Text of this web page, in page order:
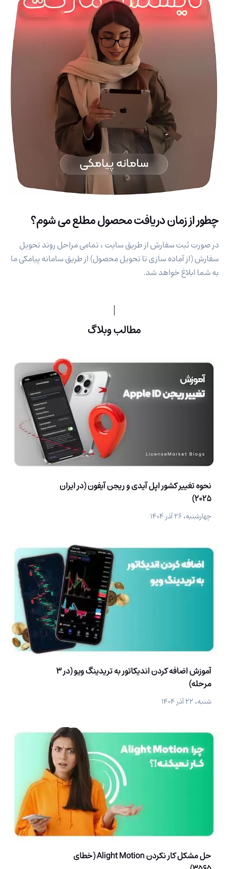
چطور از زمان دریافت محصول مطلع می شوم؟
در صورت ثبت سفارش از طریق سایت ، تمامی مراحل روند تحویل
سفارش (از آماده سازی تا تحویل محصول) از طریق سامانه پیامکی ما
به شما ابلاغ خواهد شد.
مطالب وبلاگ
نحوه تغییر کشور اپل آیدی و ریجن آیفون (در ایران
2025)
چهارشنبه، ۲۶ آذر ۱۴۰۴
آموزش اضافه کردن اندیکاتور به تریدینگ ویو (در 3
مرحله)
شنبه، ۲۲ آذر ۱۴۰۴
حل مشکل کار نکردن Alight Motion (خطای